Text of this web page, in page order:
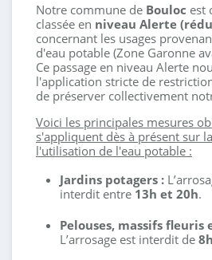
Notre commune de Bouloc est
classée en niveau Alerte
concernant les usages
d'eau potable (Zone Garonne
Ce passage en niveau Alerte
l'application stricte de
de préserver collectivement
Voici les principales mesures
s'appliquent dès à présent sur
l'utilisation de l'eau potable :
Jardins potagers :
interdit entre 13h et 20h.
Pelouses, massifs fleuris
L’arrosage est interdit de